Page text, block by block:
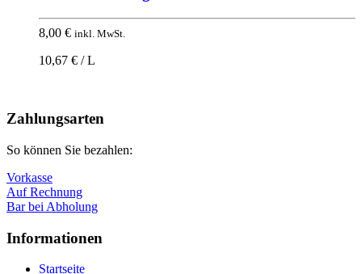
8,00 € inkl. MwSt.
10,67 € / L
oben
Zahlungsarten
So können Sie bezahlen:
Vorkasse
Auf Rechnung
Bar bei Abholung
Informationen
Startseite